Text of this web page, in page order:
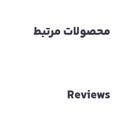
محصولات مرتبط
Reviews